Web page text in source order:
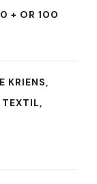
+ OR 100
KRIENS,